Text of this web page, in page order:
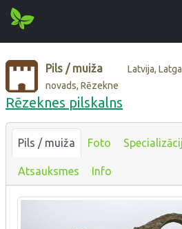
Pils / muiža
Latvija,
novads, Rēzekne
Rēzeknes pilskalns
Pils / muiža Foto
Atsauksmes Info